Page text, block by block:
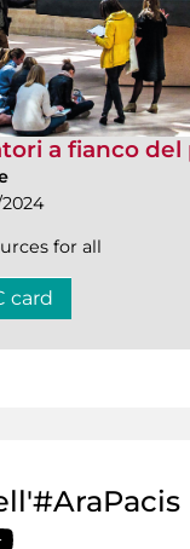
a fianco
2024
for all
card